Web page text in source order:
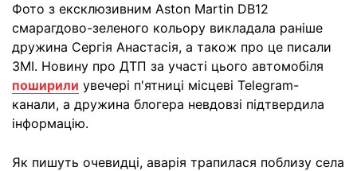
Фото з ексклюзивним Aston Martin DB12
смарагдово-зеленого кольору викладала раніше
дружина Сергія Анастасія, а також про це писали
ЗМІ. Новину про ДТП за участі цього автомобіля
поширили увечері п'ятниці місцеві Telegram-
канали, а дружина блогера невдовзі підтвердила
інформацію.
Як пишуть очевидці, аварія трапилася поблизу села